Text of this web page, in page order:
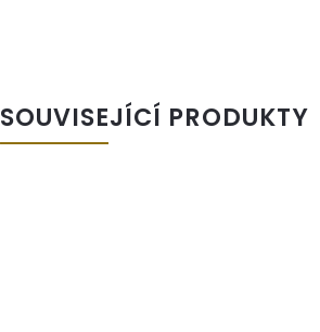
SOUVISEJÍCÍ PRODUKTY